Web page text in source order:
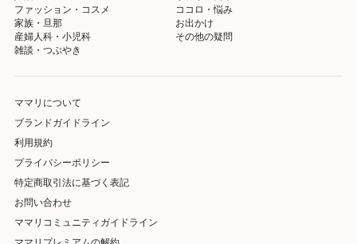
ファッション・コスメ
ココロ・悩み
家族・旦那
お出かけ
産婦人科・小児科
その他の疑問
雑談・つぶやき
ママリについて
ブランドガイドライン
利用規約
プライバシーポリシー
特定商取引法に基づく表記
お問い合わせ
ママリコミュニティガイドライン